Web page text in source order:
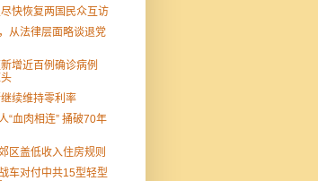
快恢复两国民众互访
从法律层面略谈退党
增近百例确诊病例
续维持零利率
“血肉相连” 捅破70年
区盖低收入住房规则
车对付中共15型轻型